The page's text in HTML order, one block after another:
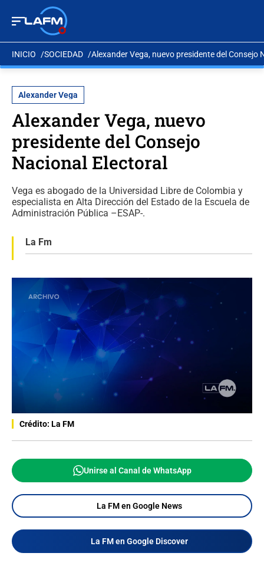
INICIO SOCIEDAD Alexander Vega, nuevo presidente del Consejo
Alexander Vega
Alexander Vega, nuevo
presidente del Consejo
Nacional Electoral
Vega es abogado de la Universidad Libre de Colombia y
especialista en Alta Dirección del Estado de la Escuela de
Administración Pública –ESAP-.
La Fm
Crédito: La FM
Unirse al Canal de WhatsApp
La FM en Google News
La FM en Google Discover